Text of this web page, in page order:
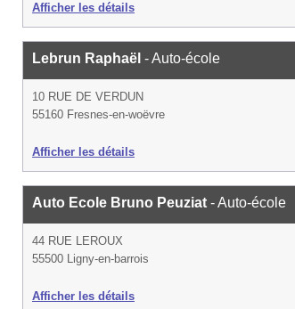
Afficher les détails
Lebrun Raphaël - Auto-école
10 RUE DE VERDUN
55160 Fresnes-en-woëvre
Afficher les détails
Auto Ecole Bruno Peuziat - Auto-école
44 RUE LEROUX
55500 Ligny-en-barrois
Afficher les détails